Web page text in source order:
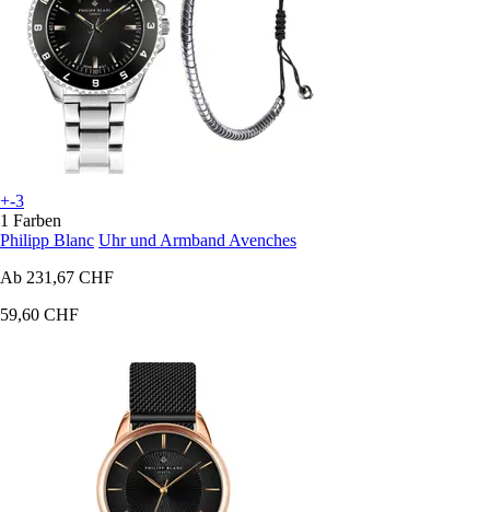
+-3
1 Farben
Philipp Blanc Uhr und Armband Avenches
Ab 231,67 CHF
59,60 CHF